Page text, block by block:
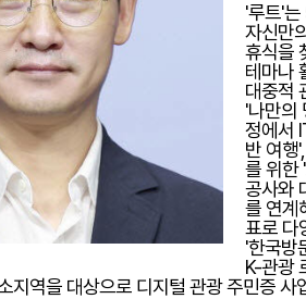
'루트'
자신만
휴식을
테마나
대중적
'나만의
정에서
반 여행
를 위한
공사와
를 연계
표로 다
'한국방
K-관광
지역을 대상으로 디지털 관광 주민증